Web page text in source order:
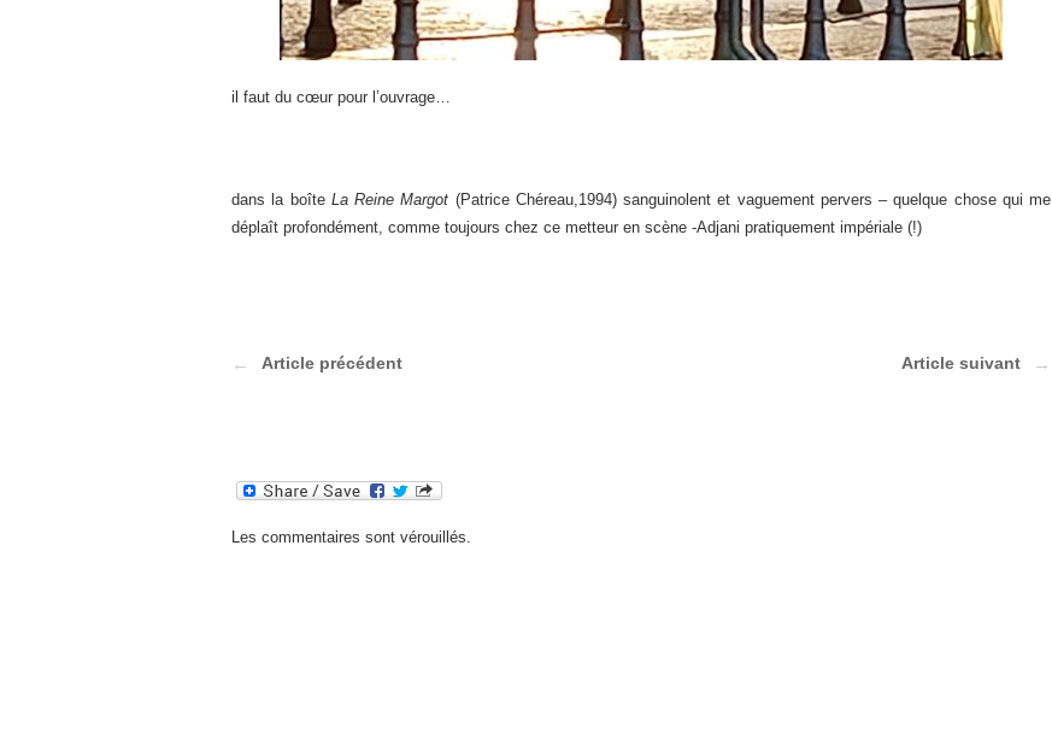
il faut du cœur pour l’ouvrage…
dans la boîte La Reine Margot (Patrice Chéreau,1994) sanguinolent et vaguement pervers – quelque chose qui me
déplaît profondément, comme toujours chez ce metteur en scène -Adjani pratiquement impériale (!)
Article précédent Article suivant
Les commentaires sont vérouillés.